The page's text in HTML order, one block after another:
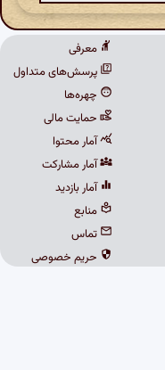
معرفی
پرسش‌های متداول
چهره‌ها
حمایت مالی
آمار محتوا
آمار مشارکت
آمار بازدید
منابع
تماس
حریم خصوصی